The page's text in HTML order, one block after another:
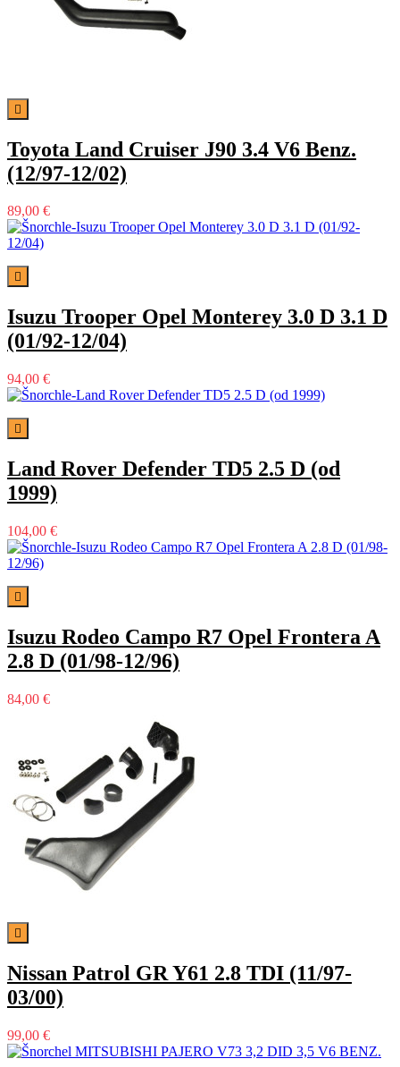

Toyota Land Cruiser J90 3.4 V6 Benz.
(12/97-12/02)
89,00 €

Isuzu Trooper Opel Monterey 3.0 D 3.1 D
(01/92-12/04)
94,00 €

Land Rover Defender TD5 2.5 D (od
1999)
104,00 €

Isuzu Rodeo Campo R7 Opel Frontera A
2.8 D (01/98-12/96)
84,00 €

Nissan Patrol GR Y61 2.8 TDI (11/97-
03/00)
99,00 €